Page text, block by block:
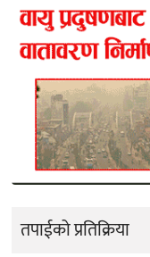
तपाईको प्रतिक्रिया